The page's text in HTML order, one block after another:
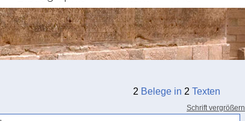
2 Belege in 2 Texten
Schrift vergrößern